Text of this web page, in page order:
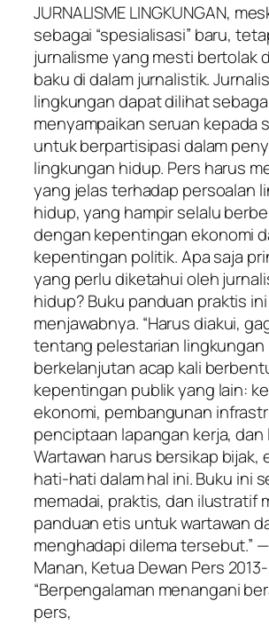
JURNALISME LINGKUNGAN,
sebagai “spesialisasi” baru,
jurnalisme yang mesti bertolak
baku di dalam jurnalistik.
lingkungan dapat dilihat
menyampaikan seruan kepada
untuk berpartisipasi dalam
lingkungan hidup. Pers harus
yang jelas terhadap persoalan
hidup, yang hampir selalu
dengan kepentingan ekonomi
kepentingan politik. Apa saja
yang perlu diketahui oleh
hidup? Buku panduan praktis ini
menjawabnya. “Harus diakui,
tentang pelestarian lingkungan
berkelanjutan acap kali
kepentingan publik yang lain:
ekonomi, pembangunan
penciptaan lapangan kerja, dan
Wartawan harus bersikap bijak,
hati-hati dalam hal ini. Buku ini
memadai, praktis, dan ilustratif
panduan etis untuk wartawan
menghadapi dilema tersebut.”
Manan, Ketua Dewan Pers
“Berpengalaman menangani
pers,